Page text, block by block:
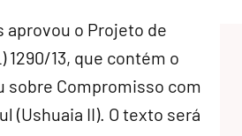
aprovou o Projeto de
1290/13, que contém o
sobre Compromisso com
(Ushuaia II). O texto será